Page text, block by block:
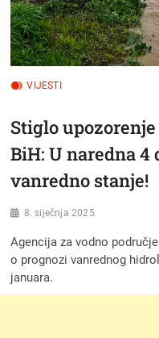
VIJESTI
Stiglo
BiH: U naredna
vanredno stanje!
8. siječnja 2025.
Agencija za vodno
o prognozi vanrednog
januara.